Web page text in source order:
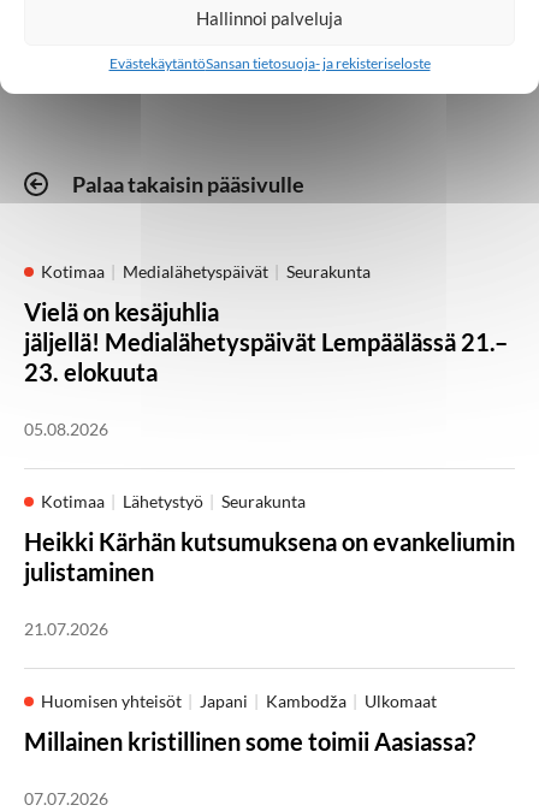
Hallinnoi palveluja
EvästekäytäntöSansan tietosuoja- ja rekisteriseloste
Palaa takaisin pääsivulle
Kotimaa Medialähetyspäivät Seurakunta
Vielä on kesäjuhlia
jäljellä! Medialähetyspäivät Lempäälässä 21.–
23. elokuuta
05.08.2026
Kotimaa Lähetystyö Seurakunta
Heikki Kärhän kutsumuksena on evankeliumin
julistaminen
21.07.2026
Huomisen yhteisöt Japani Kambodža Ulkomaat
Millainen kristillinen some toimii Aasiassa?
07.07.2026